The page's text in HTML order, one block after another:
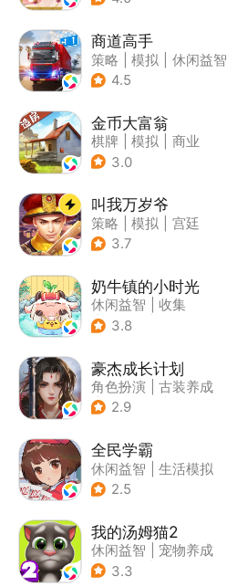
商道高手
策略 模拟
休闲益智
| 收集
4.5
金币大富翁
棋牌 模拟
商业
| 脑洞
3.0
叫我万岁爷
策略 模拟
宫廷
| 剧情
3.7
奶牛镇的小时光
休闲益智
收集
| 像素风
3.8
豪杰成长计划
角色扮演
古装养成
| 架空历史
2.9
全民学霸
休闲益智
生活模拟
| 校园
2.5
我的汤姆猫2
休闲益智
宠物养成
| 汤姆猫
3.3